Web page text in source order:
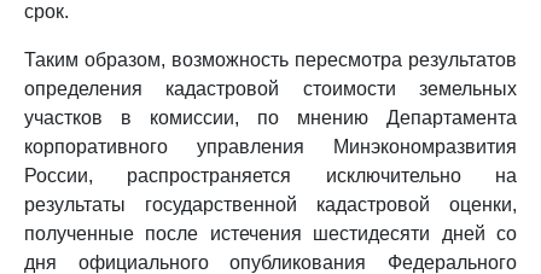
срок.
Таким образом, возможность пересмотра результатов
определения кадастровой стоимости земельных
участков в комиссии, по мнению Департамента
корпоративного управления Минэкономразвития
России, распространяется исключительно на
результаты государственной кадастровой оценки,
полученные после истечения шестидесяти дней со
дня официального опубликования Федерального